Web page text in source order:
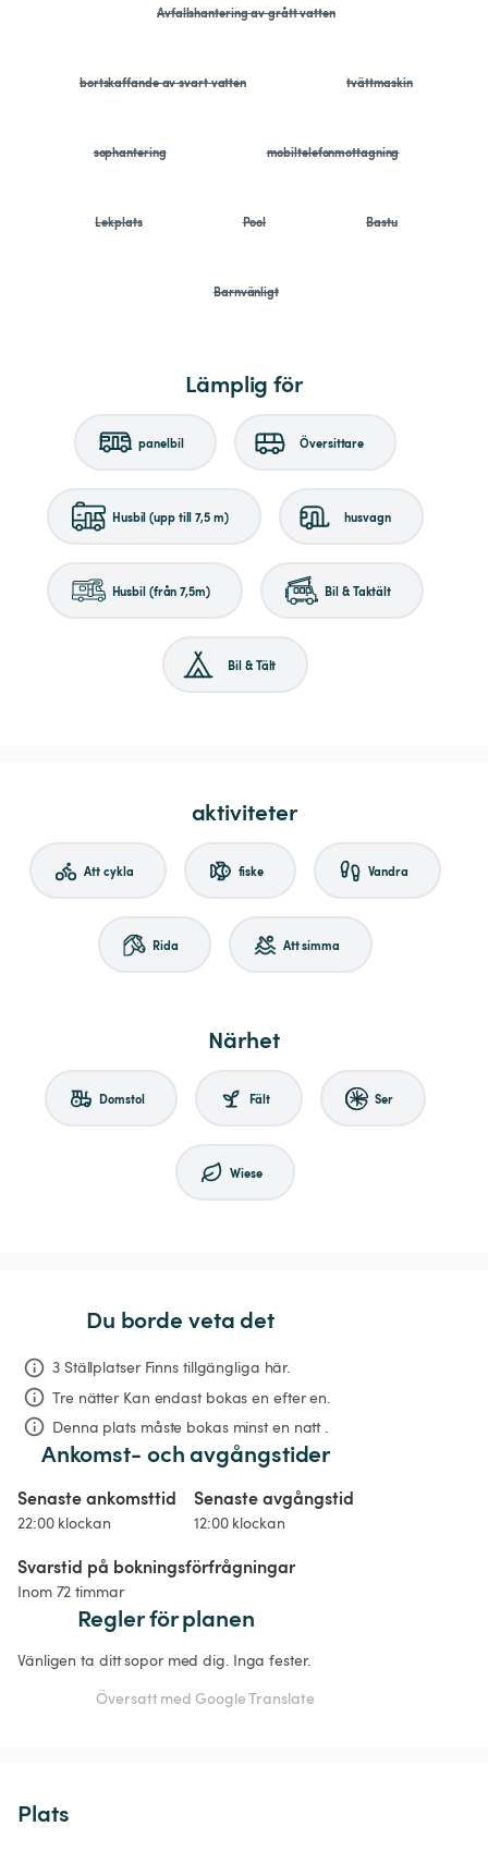
Avfallshantering av grått vatten
bortskaffande av svart vatten tvättmaskin
sophantering mobiltelefonmottagning
Lekplats Pool Bastu
Barnvänligt
Lämplig för
panelbil Översittare
Husbil (upp till 7,5 m) husvagn
Husbil (från 7,5m) Bil & Taktält
Bil & Tält
aktiviteter
Att cykla fiske Vandra
Rida Att simma
Närhet
Domstol Fält Ser
Wiese
Du borde veta det
3 Ställplatser Finns tillgängliga här.
Tre nätter Kan endast bokas en efter en.
Denna plats måste bokas minst en natt .
Ankomst- och avgångstider
Senaste ankomsttid
22:00 klockan
Senaste avgångstid
12:00 klockan
Svarstid på bokningsförfrågningar
Inom 72 timmar
Regler för planen
Vänligen ta ditt sopor med dig. Inga fester.
Översatt med Google Translate
Plats